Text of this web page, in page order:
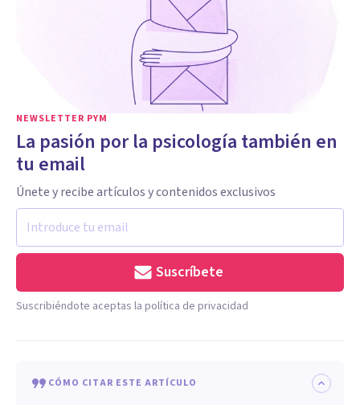
NEWSLETTER PYM
La pasión por la psicología también en
tu email
Únete y recibe artículos y contenidos exclusivos
Suscríbete
Suscribiéndote aceptas la política de privacidad
CÓMO CITAR ESTE ARTÍCULO